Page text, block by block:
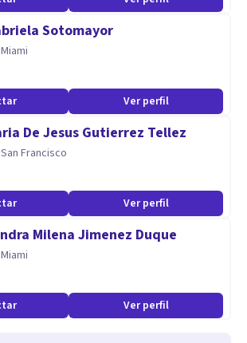
Sotomayor
Miami
Ver perfil
De Jesus Gutierrez Tellez
San Francisco
Ver perfil
Milena Jimenez Duque
Miami
Ver perfil